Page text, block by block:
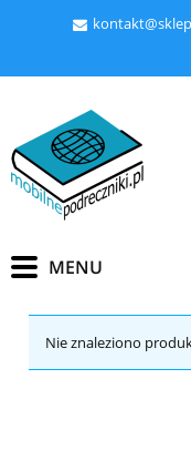
Nie znaleziono